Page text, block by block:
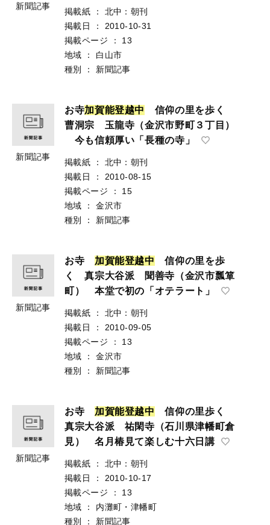
新聞記事
掲載紙 ：
北中：朝刊
掲載日
：
2010-10-31
掲載ページ
：
13
地域
：
白山市
種別
： 新聞記事
新聞記事
お寺加賀能登越中
信仰の里を歩く
曹洞宗 玉龍寺（金沢市野町３丁目）
今も信頼厚い「長種の寺」
掲載紙 ：
北中：朝刊
掲載日
：
2010-08-15
掲載ページ
：
15
地域
：
金沢市
種別
： 新聞記事
新聞記事
お寺 加賀能登越中
信仰の里を歩
く 真宗大谷派 聞善寺（金沢市瓢箪
町） 本堂で初の「オテラート」
掲載紙 ：
北中：朝刊
掲載日
：
2010-09-05
掲載ページ
：
13
地域
：
金沢市
種別
： 新聞記事
新聞記事
お寺 加賀能登越中
信仰の里歩く
真宗大谷派 祐閑寺（石川県津幡町倉
見） 名月椿見て楽しむ十六日講
掲載紙 ：
北中：朝刊
掲載日
：
2010-10-17
掲載ページ
：
13
地域
：
内灘町・津幡町
種別
： 新聞記事